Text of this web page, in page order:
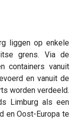
liggen op enkele
grens. Via de
containers vanuit
en vanuit de
worden verdeeld.
Limburg als een
en Oost-Europa te